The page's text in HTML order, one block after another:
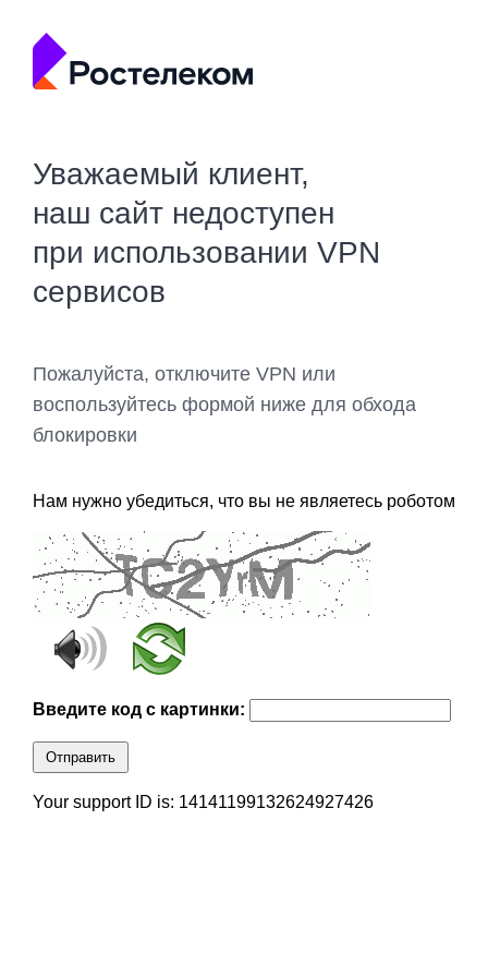
Уважаемый клиент,
наш сайт недоступен
при использовании VPN
сервисов
Пожалуйста, отключите VPN или
воспользуйтесь формой ниже для обхода
блокировки
Нам нужно убедиться, что вы не являетесь роботом
Введите код с картинки:
Отправить
Your support ID is: 14141199132624927426